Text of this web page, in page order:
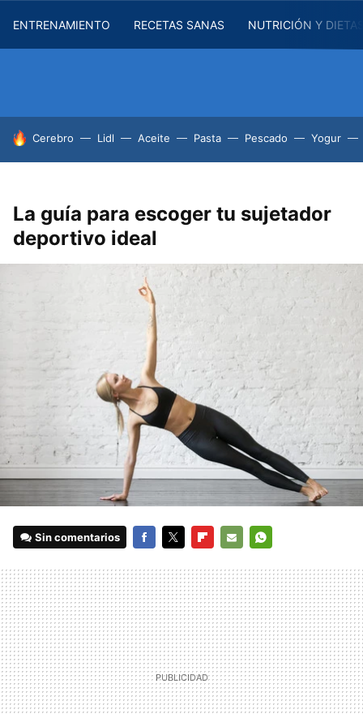
ENTRENAMIENTO RECETAS SANAS NUTRICIÓN Y
HOY SE HABLA DE
Cerebro Lidl Aceite Pasta Pescado Yogur
La guía para escoger tu sujetador
deportivo ideal
Sin comentarios
MAIL